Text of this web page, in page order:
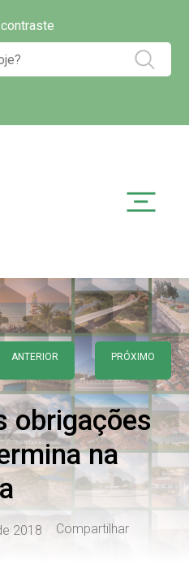
ANTERIOR PRÓXIMO
obrigações
na
2018 Compartilhar